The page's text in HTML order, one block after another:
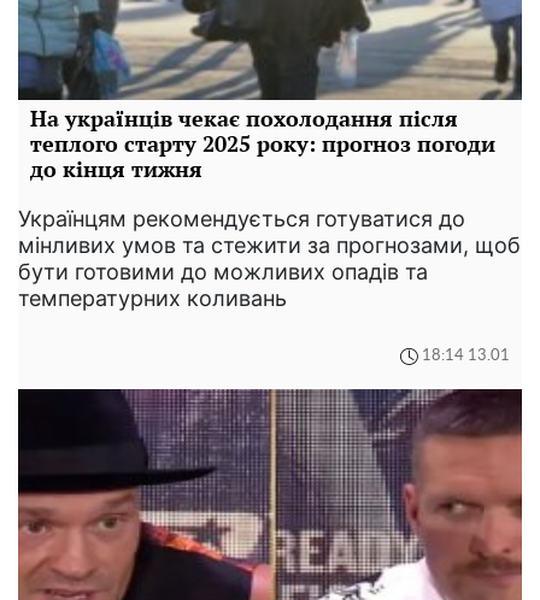
На українців чекає похолодання після
теплого старту 2025 року: прогноз погоди
до кінця тижня
Українцям рекомендується готуватися до
мінливих умов та стежити за прогнозами, щоб
бути готовими до можливих опадів та
температурних коливань
18:14 13.01